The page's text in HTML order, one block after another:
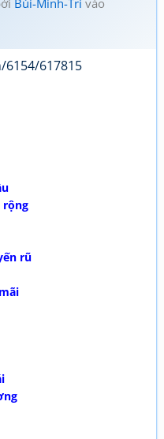
Bùi-Minh-Trí vào
rộng
rũ